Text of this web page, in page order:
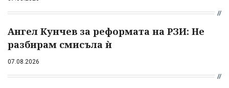
Ангел Кунчев за реформата на РЗИ: Не
разбирам смисъла ѝ
07.08.2026